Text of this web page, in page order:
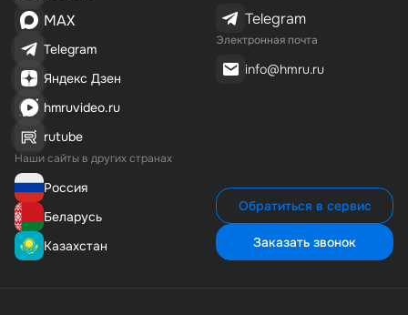
MAX
Telegram
Яндекс Дзен
hmruvideo.ru
rutube
Наши сайты в других странах
Россия
Беларусь
Казахстан
Telegram
Электронная почта
info@hmru.ru
Обратиться в сервис
Заказать звонок